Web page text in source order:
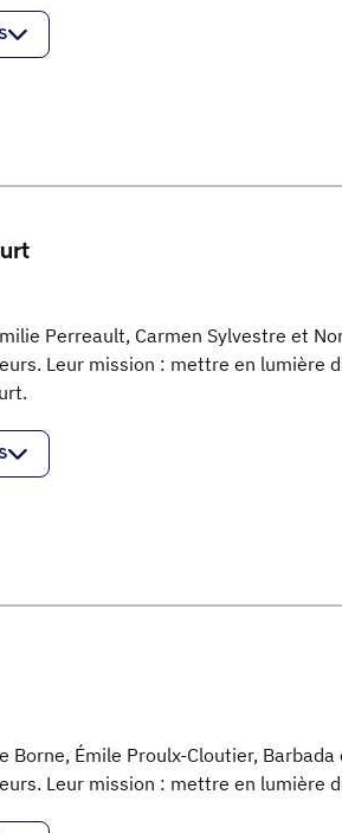
Perreault, Carmen Sylvestre et
Leur mission : mettre en lumière
Borne, Émile Proulx-Cloutier,
Leur mission : mettre en lumière